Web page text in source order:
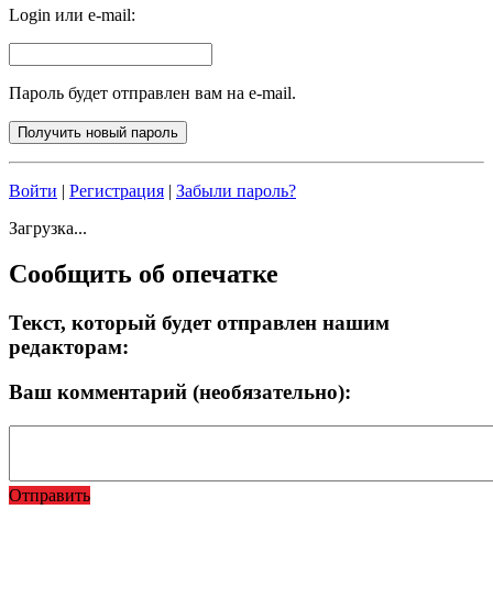
Login или e-mail:
Пароль будет отправлен вам на e-mail.
Войти | Регистрация | Забыли пароль?
Загрузка...
Сообщить об опечатке
Текст, который будет отправлен нашим
редакторам:
Ваш комментарий (необязательно):
Отправить